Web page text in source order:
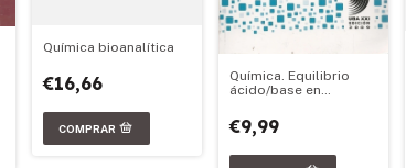
Química bioanalítica
€16,66
Química. Equilibrio
ácido/base en
€9,99